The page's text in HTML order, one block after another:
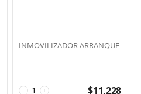
INMOVILIZADOR ARRANQUE
+
− $11,228